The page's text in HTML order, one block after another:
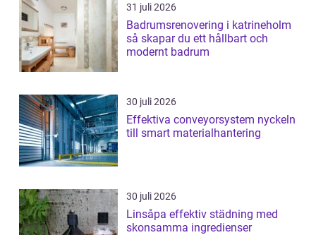
31 juli 2026
Badrumsrenovering i katrineholm
så skapar du ett hållbart och
modernt badrum
30 juli 2026
Effektiva conveyorsystem nyckeln
till smart materialhantering
30 juli 2026
Linsåpa effektiv städning med
skonsamma ingredienser